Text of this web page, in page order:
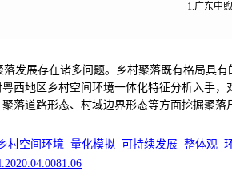
1.广东中
落发展存在诸多问题。乡村聚落既有格局具
西地区乡村空间环境一体化特征分析入手
落道路形态、村域边界形态等方面挖掘聚
村空间环境 量化模拟 可持续发展 整体观